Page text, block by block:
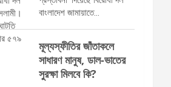
বাংলাদেশ জামায়াতে…
মূল্যস্ফীতির জাঁতাকলে
সাধারণ মানুষ, ডাল-ভাতের
সুরক্ষা মিলবে কি?